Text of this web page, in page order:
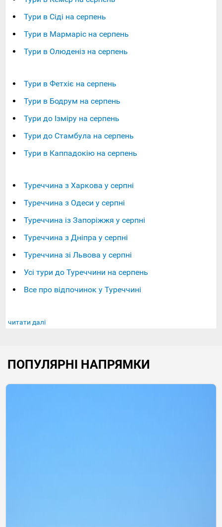
Тури в Сіді на серпень
Тури в Мармаріс на серпень
Тури в Олюденіз на серпень
Тури в Фетхіє на серпень
Тури в Бодрум на серпень
Тури до Ізміру на серпень
Тури до Стамбула на серпень
Тури в Каппадокію на серпень
Туреччина з Харкова у серпні
Туреччина з Одеси у серпні
Туреччина із Запоріжжя у серпні
Туреччина з Дніпра у серпні
Туреччина зі Львова у серпні
Усі тури до Туреччини на серпень
Все про відпочинок у Туреччині
читати далі
ПОПУЛЯРНІ НАПРЯМКИ